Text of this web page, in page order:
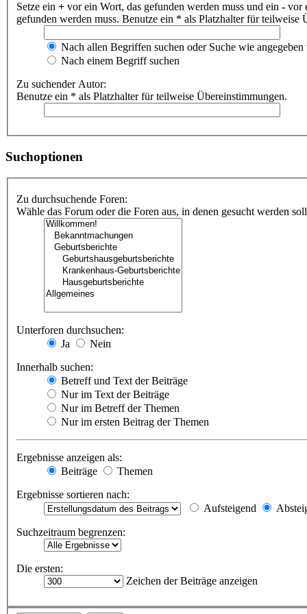
Setze ein + vor ein Wort, das gefunden werden muss und ein - vor
gefunden werden muss. Benutze ein * als Platzhalter für teilweise
Nach allen Begriffen suchen oder Suche wie angegeben
Nach einem Begriff suchen
Zu suchender Autor:
Benutze ein * als Platzhalter für teilweise Übereinstimmungen.
Suchoptionen
Zu durchsuchende Foren:
Wähle das Forum oder die Foren aus, in denen gesucht werden
Unterforen durchsuchen:
Ja
Nein
Innerhalb suchen:
Betreff und Text der Beiträge
Nur im Text der Beiträge
Nur im Betreff der Themen
Nur im ersten Beitrag der Themen
Ergebnisse anzeigen als:
Beiträge
Themen
Ergebnisse sortieren nach:
Aufsteigend
Suchzeitraum begrenzen:
Die ersten:
Zeichen der Beiträge anzeigen